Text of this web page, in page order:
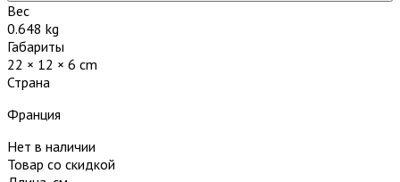
Вес
0.648 kg
Габариты
22 × 12 × 6 cm
Страна
Франция
Нет в наличии
Товар со скидкой